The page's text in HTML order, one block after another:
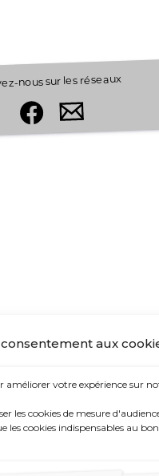
aux
améliorer votre expérience sur
les cookies de mesure
les cookies indispensables au
nous sur les réseaux